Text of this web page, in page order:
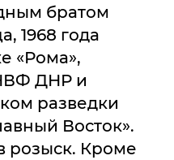
братом
1968 года
«Рома»,
ДНР и
разведки
Восток».
розыск. Кроме